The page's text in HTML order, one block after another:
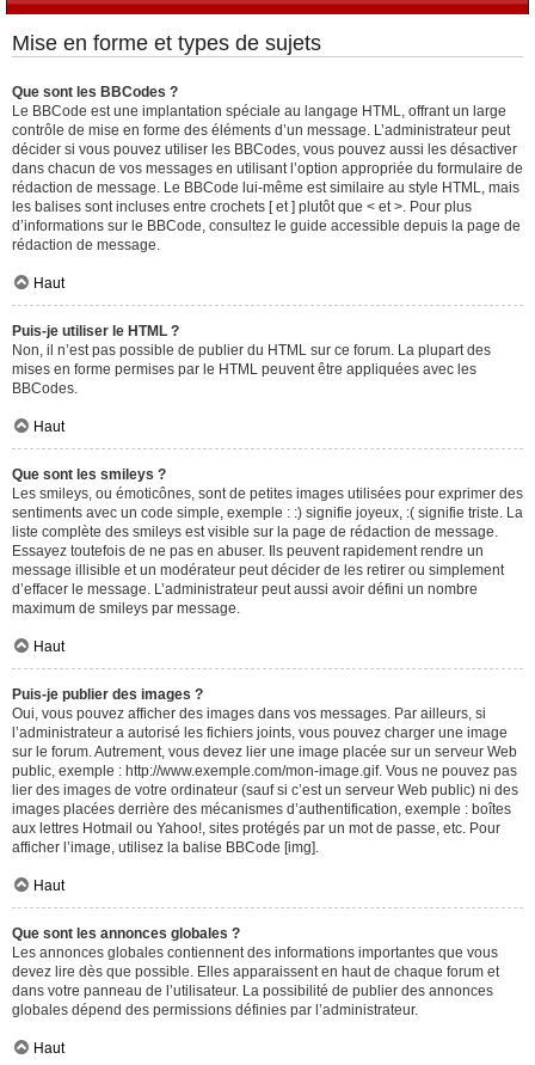
Mise en forme et types de sujets
Que sont les BBCodes ?
Le BBCode est une implantation spéciale au langage HTML, offrant un large
contrôle de mise en forme des éléments d’un message. L’administrateur peut
décider si vous pouvez utiliser les BBCodes, vous pouvez aussi les désactiver
dans chacun de vos messages en utilisant l’option appropriée du formulaire de
rédaction de message. Le BBCode lui-même est similaire au style HTML, mais
les balises sont incluses entre crochets [ et ] plutôt que < et >. Pour plus
d’informations sur le BBCode, consultez le guide accessible depuis la page de
rédaction de message.
Haut
Puis-je utiliser le HTML ?
Non, il n’est pas possible de publier du HTML sur ce forum. La plupart des
mises en forme permises par le HTML peuvent être appliquées avec les
BBCodes.
Haut
Que sont les smileys ?
Les smileys, ou émoticônes, sont de petites images utilisées pour exprimer des
sentiments avec un code simple, exemple : :) signifie joyeux, :( signifie triste. La
liste complète des smileys est visible sur la page de rédaction de message.
Essayez toutefois de ne pas en abuser. Ils peuvent rapidement rendre un
message illisible et un modérateur peut décider de les retirer ou simplement
d’effacer le message. L’administrateur peut aussi avoir défini un nombre
maximum de smileys par message.
Haut
Puis-je publier des images ?
Oui, vous pouvez afficher des images dans vos messages. Par ailleurs, si
l’administrateur a autorisé les fichiers joints, vous pouvez charger une image
sur le forum. Autrement, vous devez lier une image placée sur un serveur Web
public, exemple : http://www.exemple.com/mon-image.gif. Vous ne pouvez pas
lier des images de votre ordinateur (sauf si c’est un serveur Web public) ni des
images placées derrière des mécanismes d’authentification, exemple : boîtes
aux lettres Hotmail ou Yahoo!, sites protégés par un mot de passe, etc. Pour
afficher l’image, utilisez la balise BBCode [img].
Haut
Que sont les annonces globales ?
Les annonces globales contiennent des informations importantes que vous
devez lire dès que possible. Elles apparaissent en haut de chaque forum et
dans votre panneau de l’utilisateur. La possibilité de publier des annonces
globales dépend des permissions définies par l’administrateur.
Haut